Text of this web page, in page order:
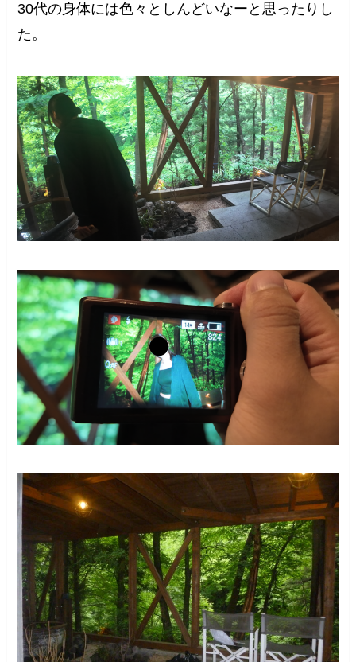
30代の身体には色々としんどいなーと思ったりし
た。